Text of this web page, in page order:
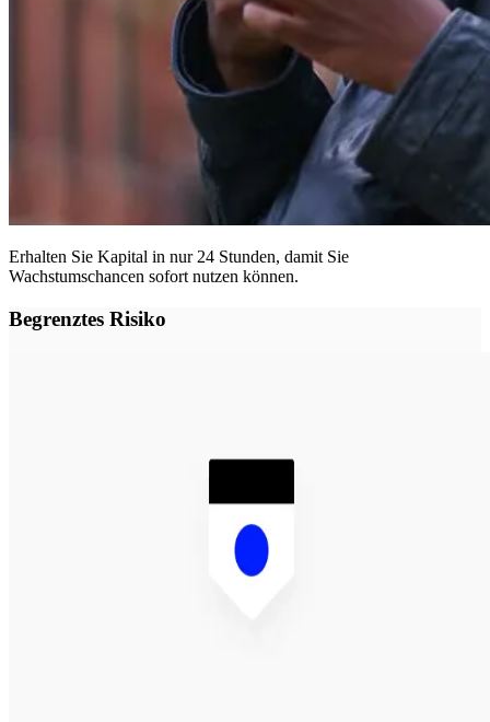
Erhalten Sie Kapital in nur 24 Stunden, damit Sie
Wachstumschancen sofort nutzen können.
Begrenztes Risiko